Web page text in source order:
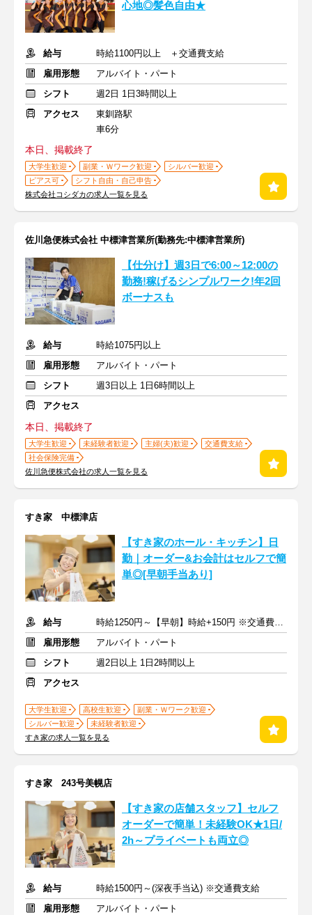
心地◎髪色自由★
給与
時給1100円以上 ＋交通費支給
雇用形態
アルバイト・パート
シフト
週2日 1日3時間以上
アクセス
東釧路駅
車6分
本日、掲載終了
大学生歓迎 副業・Ｗワーク歓迎
シルバー歓迎
ピアス可
シフト自由・自己申告
株式会社コシダカの求人一覧を見る
佐川急便株式会社 中標津営業所(勤務先:中標津営業所)
【仕分け】週3日で6:00～12:00の
勤務!稼げるシンプルワーク!年2回
ボーナスも
給与
時給1075円以上
雇用形態
アルバイト・パート
シフト
週3日以上 1日6時間以上
アクセス
本日、掲載終了
大学生歓迎 未経験者歓迎 主婦(夫)歓迎
交通費支給
社会保険完備
佐川急便株式会社の求人一覧を見る
すき家 中標津店
【すき家のホール・キッチン】日
勤｜オーダー&お会計はセルフで簡
単◎[早朝手当あり]
給与
時給1250円～【早朝】時給+150円 ※交通費支給
雇用形態
アルバイト・パート
シフト
週2日以上 1日2時間以上
アクセス
大学生歓迎 高校生歓迎
副業・Ｗワーク歓迎
シルバー歓迎
未経験者歓迎
すき家の求人一覧を見る
すき家 243号美幌店
【すき家の店舗スタッフ】セルフ
オーダーで簡単！未経験OK★1日/
2h～プライベートも両立◎
給与
時給1500円～(深夜手当込) ※交通費支給
雇用形態
アルバイト・パート